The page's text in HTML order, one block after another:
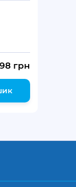
98 грн